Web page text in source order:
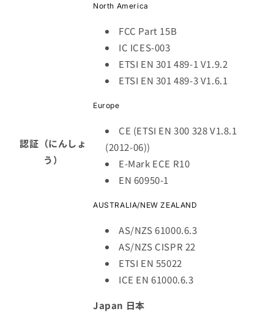
認証（にんしょ
う）
North America
FCC Part 15B
IC ICES-003
ETSI EN 301 489-1 V1.9.2
ETSI EN 301 489-3 V1.6.1
Europe
CE (ETSI EN 300 328 V1.8.1
(2012-06))
E-Mark ECE R10
EN 60950-1
AUSTRALIA/NEW ZEALAND
AS/NZS 61000.6.3
AS/NZS CISPR 22
ETSI EN 55022
ICE EN 61000.6.3
Japan 日本